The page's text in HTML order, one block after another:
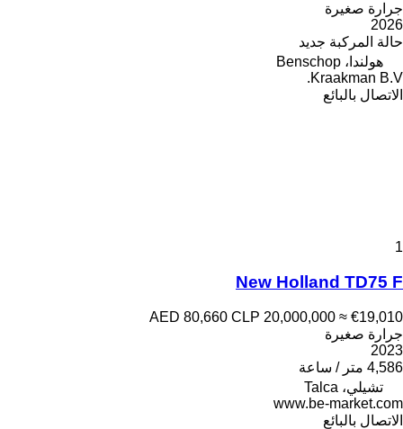
جرارة صغيرة
2026
حالة المركبة جديد
هولندا، Benschop
Kraakman B.V.
الاتصال بالبائع
1
New Holland TD75 F
AED 80,660 CLP 20,000,000 ≈ €19,010
جرارة صغيرة
2023
4,586 متر / ساعة
تشيلي، Talca
www.be-market.com
الاتصال بالبائع